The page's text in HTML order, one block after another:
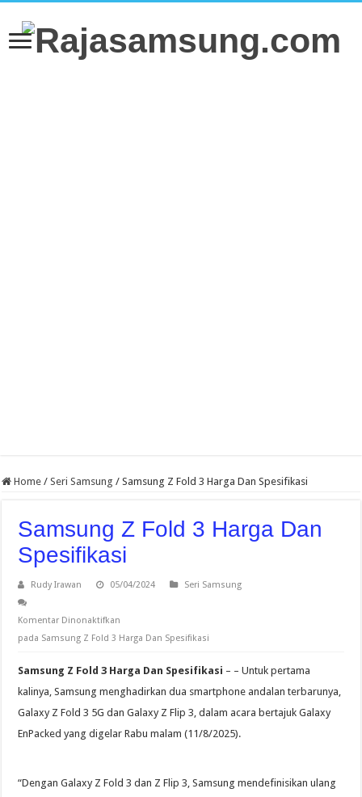
Home / Seri Samsung / Samsung Z Fold 3 Harga Dan Spesifikasi
Samsung Z Fold 3 Harga Dan
Spesifikasi
Rudy Irawan 05/04/2024 Seri Samsung
Komentar Dinonaktifkan
pada Samsung Z Fold 3 Harga Dan Spesifikasi
Samsung Z Fold 3 Harga Dan Spesifikasi – – Untuk pertama
kalinya, Samsung menghadirkan dua smartphone andalan terbarunya,
Galaxy Z Fold 3 5G dan Galaxy Z Flip 3, dalam acara bertajuk Galaxy
EnPacked yang digelar Rabu malam (11/8/2025).
“Dengan Galaxy Z Fold 3 dan Z Flip 3, Samsung mendefinisikan ulang